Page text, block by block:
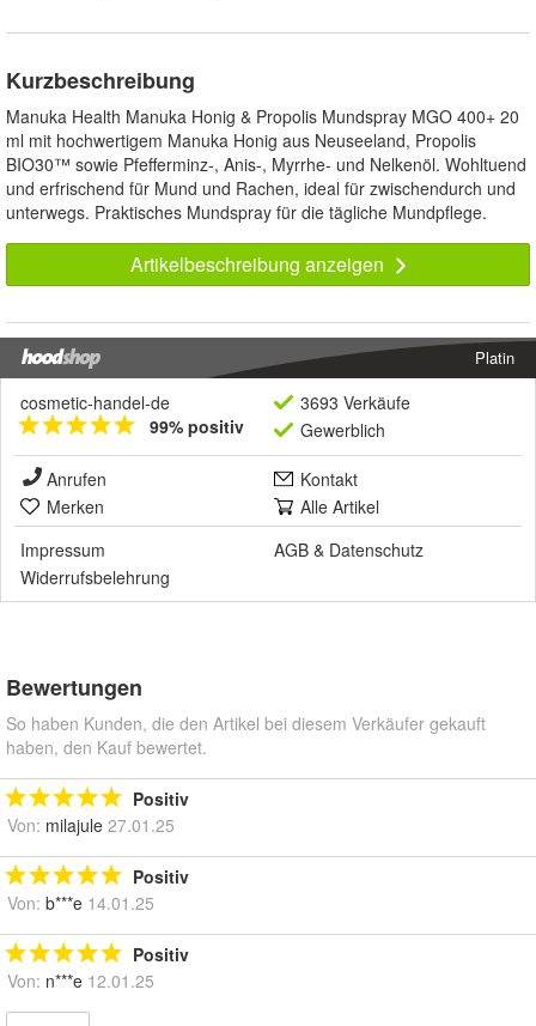
Kurzbeschreibung
Manuka Health Manuka Honig & Propolis Mundspray MGO 400+ 20
ml mit hochwertigem Manuka Honig aus Neuseeland, Propolis
BIO30™ sowie Pfefferminz-, Anis-, Myrrhe- und Nelkenöl. Wohltuend
und erfrischend für Mund und Rachen, ideal für zwischendurch und
unterwegs. Praktisches Mundspray für die tägliche Mundpflege.
Artikelbeschreibung anzeigen
Platin
cosmetic-handel-de
99% positiv
3693 Verkäufe
Gewerblich
Anrufen
Kontakt
Merken
Alle Artikel
Impressum
AGB & Datenschutz
Widerrufsbelehrung
Bewertungen
So haben Kunden, die den Artikel bei diesem Verkäufer gekauft
haben, den Kauf bewertet.
Positiv
Von: milajule 27.01.25
Positiv
Von: b***e 14.01.25
Positiv
Von: n***e 12.01.25